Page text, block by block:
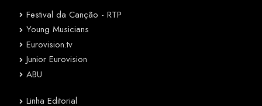
Festival da Canção - RTP
Young Musicians
Eurovision.tv
Junior Eurovision
ABU
Linha Editorial